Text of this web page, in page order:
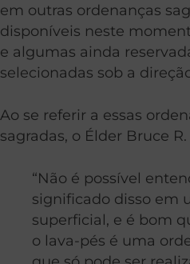
em outras ordenanças
disponíveis neste
e algumas ainda
selecionadas sob a
Ao se referir a essas
sagradas, o Élder Bruce
“Não é possível
significado disso em
superficial, e é bom
o lava-pés é uma